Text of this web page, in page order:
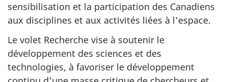
sensibilisation et la participation des Canadiens
aux disciplines et aux activités liées à l'espace.
Le volet Recherche vise à soutenir le
développement des sciences et des
technologies, à favoriser le développement